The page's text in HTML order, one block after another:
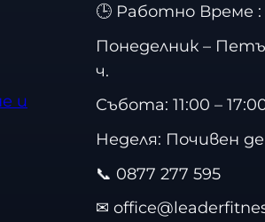
и
🕒 Работно Време :
Понеделник –
ч.
Събота: 11:00 –
Неделя: Почивен
📞 0877 277 595
✉